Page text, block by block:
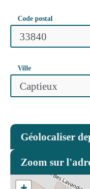
Code postal
Ville
Géolocaliser
Zoom sur